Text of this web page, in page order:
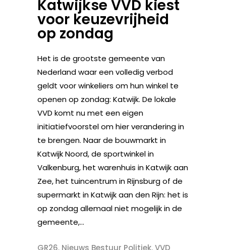
Katwijkse VVD kiest
voor keuzevrijheid
op zondag
Het is de grootste gemeente van
Nederland waar een volledig verbod
geldt voor winkeliers om hun winkel te
openen op zondag: Katwijk. De lokale
VVD komt nu met een eigen
initiatiefvoorstel om hier verandering in
te brengen. Naar de bouwmarkt in
Katwijk Noord, de sportwinkel in
Valkenburg, het warenhuis in Katwijk aan
Zee, het tuincentrum in Rijnsburg of de
supermarkt in Katwijk aan den Rijn: het is
op zondag allemaal niet mogelijk in de
gemeente,...
GR26, Nieuws Bestuur Politiek,VVD